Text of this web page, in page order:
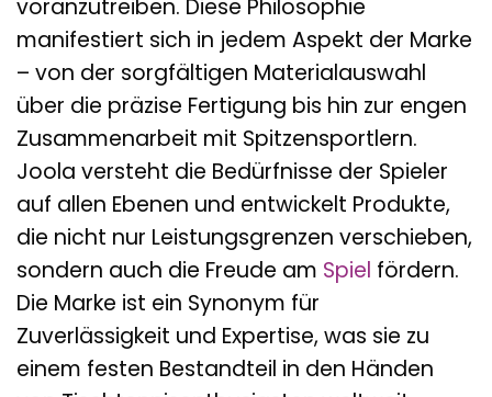
voranzutreiben. Diese Philosophie
manifestiert sich in jedem Aspekt der Marke
– von der sorgfältigen Materialauswahl
über die präzise Fertigung bis hin zur engen
Zusammenarbeit mit Spitzensportlern.
Joola versteht die Bedürfnisse der Spieler
auf allen Ebenen und entwickelt Produkte,
die nicht nur Leistungsgrenzen verschieben,
sondern auch die Freude am Spiel fördern.
Die Marke ist ein Synonym für
Zuverlässigkeit und Expertise, was sie zu
einem festen Bestandteil in den Händen